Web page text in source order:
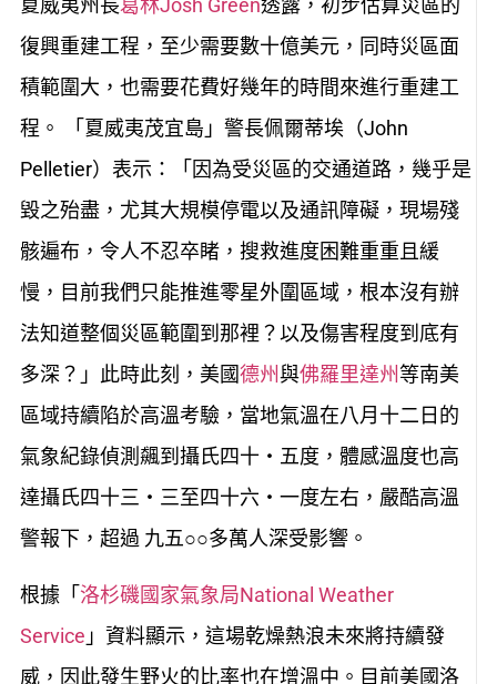
夏威夷州長葛林Josh Green透露，初步估算災區的
復興重建工程，至少需要數十億美元，同時災區面
積範圍大，也需要花費好幾年的時間來進行重建工
程。 「夏威夷茂宜島」警長佩爾蒂埃（John
Pelletier）表示：「因為受災區的交通道路，幾乎是
毀之殆盡，尤其大規模停電以及通訊障礙，現場殘
骸遍布，令人不忍卒睹，搜救進度困難重重且緩
慢，目前我們只能推進零星外圍區域，根本沒有辦
法知道整個災區範圍到那裡？以及傷害程度到底有
多深？」此時此刻，美國德州與佛羅里達州 等南美
區域持續陷於高溫考驗，當地氣溫在八月十二日的
氣象紀錄偵測飆到攝氏四十‧五度，體感溫度也高
達攝氏四十三‧三至四十六‧一度左右，嚴酷高溫
警報下，超過 九五○○多萬人深受影響。
根據「 洛杉磯國家氣象局National Weather
Service 」資料顯示，這場乾燥熱浪未來將持續發
威，因此發生野火的比率也在增溫中。目前美國洛